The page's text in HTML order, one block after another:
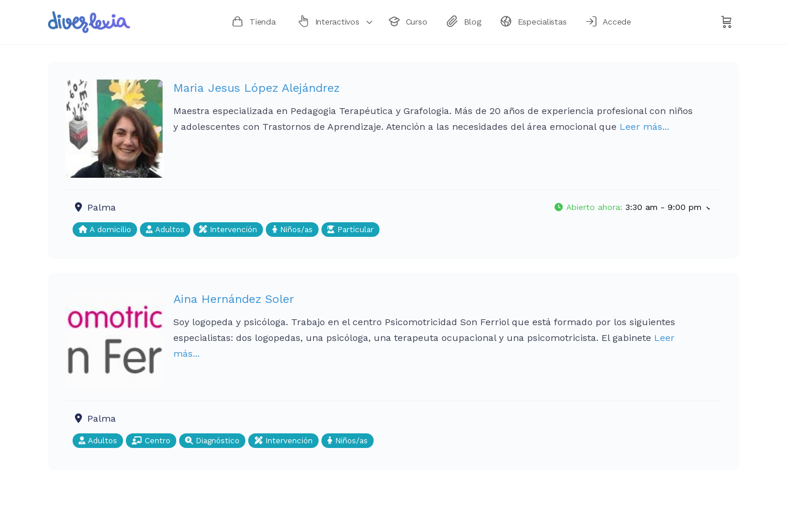
Tienda Interactivos Curso Blog Especialistas Accede
Maria Jesus López Alejándrez
Maestra especializada en Pedagogia Terapéutica y Grafologia. Más de 20 años de experiencia profesional con niños
y adolescentes con Trastornos de Aprendizaje. Atención a las necesidades del área emocional que Leer más...
Palma
A domicilio Adultos Intervención Niños/as Particular
Abierto ahora: 3:30 am - 9:00 pm
Aina Hernández Soler
Soy logopeda y psicóloga. Trabajo en el centro Psicomotricidad Son Ferriol que está formado por los siguientes
especialistas: dos logopedas, una psicóloga, una terapeuta ocupacional y una psicomotricista. El gabinete Leer
más...
Palma
Adultos Centro Diagnóstico Intervención Niños/as